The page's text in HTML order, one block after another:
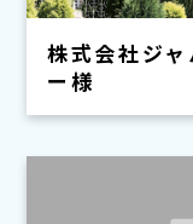
株式会社ジ
ー様